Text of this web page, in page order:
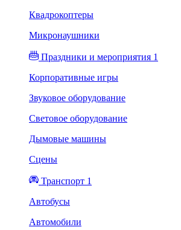
Квадрокоптеры
Микронаушники
Праздники и мероприятия 1
Корпоративные игры
Звуковое оборудование
Световое оборудование
Дымовые машины
Сцены
Транспорт 1
Автобусы
Автомобили